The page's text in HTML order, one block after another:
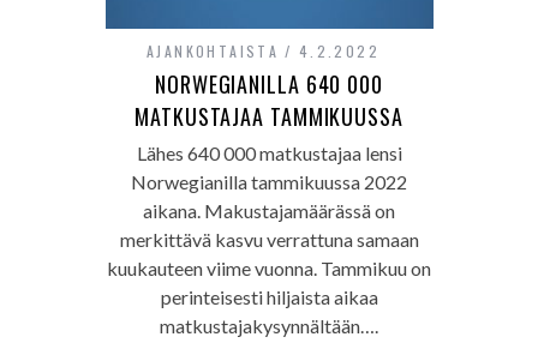
AJANKOHTAISTA 4.2.2022
NORWEGIANILLA 640 000
MATKUSTAJAA TAMMIKUUSSA
Lähes 640 000 matkustajaa lensi
Norwegianilla tammikuussa 2022
aikana. Makustajamäärässä on
merkittävä kasvu verrattuna samaan
kuukauteen viime vuonna. Tammikuu on
perinteisesti hiljaista aikaa
matkustajakysynnältään….